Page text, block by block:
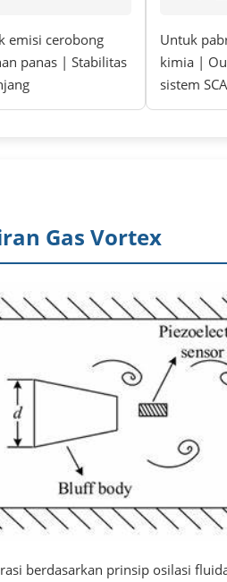
emisi cerobong
panas | Stabilitas
Untuk
kimia |
sistem
Gas Vortex
berdasarkan prinsip osilasi